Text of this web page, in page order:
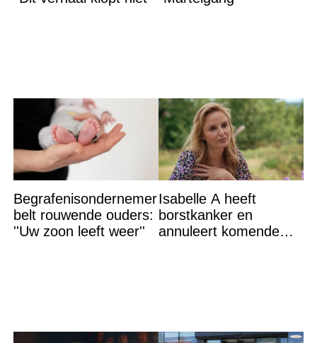
Begrafenisondernemer
belt rouwende ouders:
''Uw zoon leeft weer''
Isabelle A heeft
borstkanker en
annuleert komende